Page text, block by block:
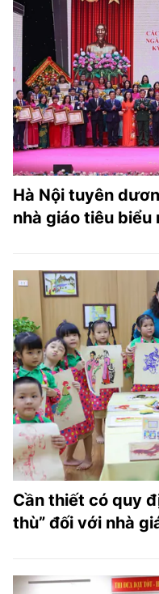
MẠNG XÃ HỘI
Hà Nội tuyên
nhà giáo tiêu biểu
Cần thiết có quy
thù” đối với nhà